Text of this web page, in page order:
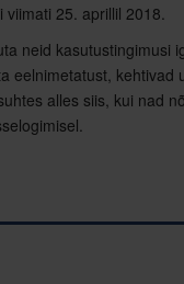
viimati 25. aprillil 2018.
neid kasutustingimusi
eelnimetatust, kehtivad
alles siis, kui nad